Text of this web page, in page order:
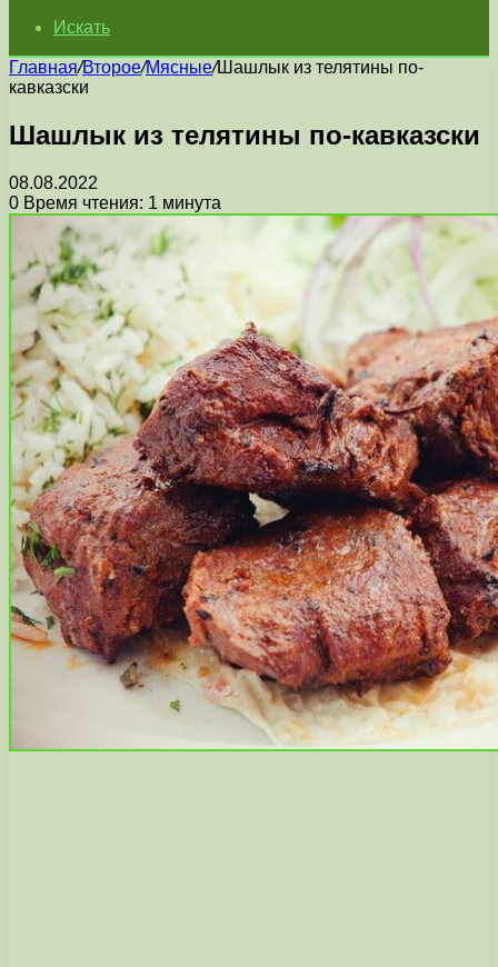
Искать
Главная/Второе/Мясные/Шашлык из телятины по-
кавказски
Шашлык из телятины по-кавказски
08.08.2022
0 Время чтения: 1 минута